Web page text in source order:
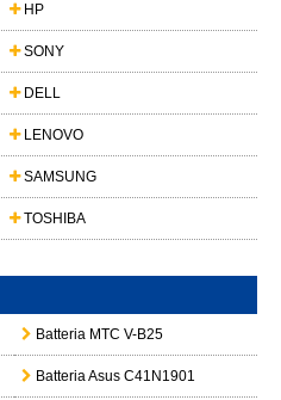
HP
SONY
DELL
LENOVO
SAMSUNG
TOSHIBA
Batteria MTC V-B25
Batteria Asus C41N1901